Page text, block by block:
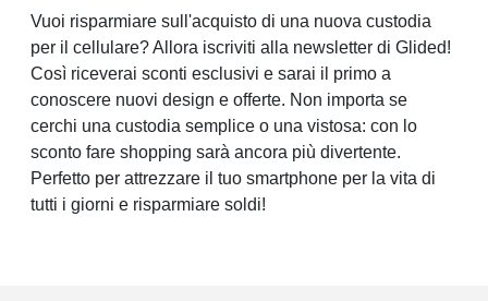
Vuoi risparmiare sull'acquisto di una nuova custodia
per il cellulare? Allora iscriviti alla newsletter di Glided!
Così riceverai sconti esclusivi e sarai il primo a
conoscere nuovi design e offerte. Non importa se
cerchi una custodia semplice o una vistosa: con lo
sconto fare shopping sarà ancora più divertente.
Perfetto per attrezzare il tuo smartphone per la vita di
tutti i giorni e risparmiare soldi!